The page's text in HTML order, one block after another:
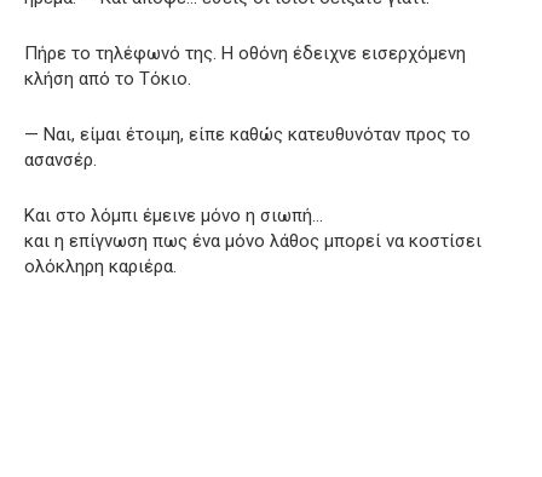
Πήρε το τηλέφωνό της. Η οθόνη έδειχνε εισερχόμενη
κλήση από το Τόκιο.
— Ναι, είμαι έτοιμη, είπε καθώς κατευθυνόταν προς το
ασανσέρ.
Και στο λόμπι έμεινε μόνο η σιωπή…
και η επίγνωση πως ένα μόνο λάθος μπορεί να κοστίσει
ολόκληρη καριέρα.